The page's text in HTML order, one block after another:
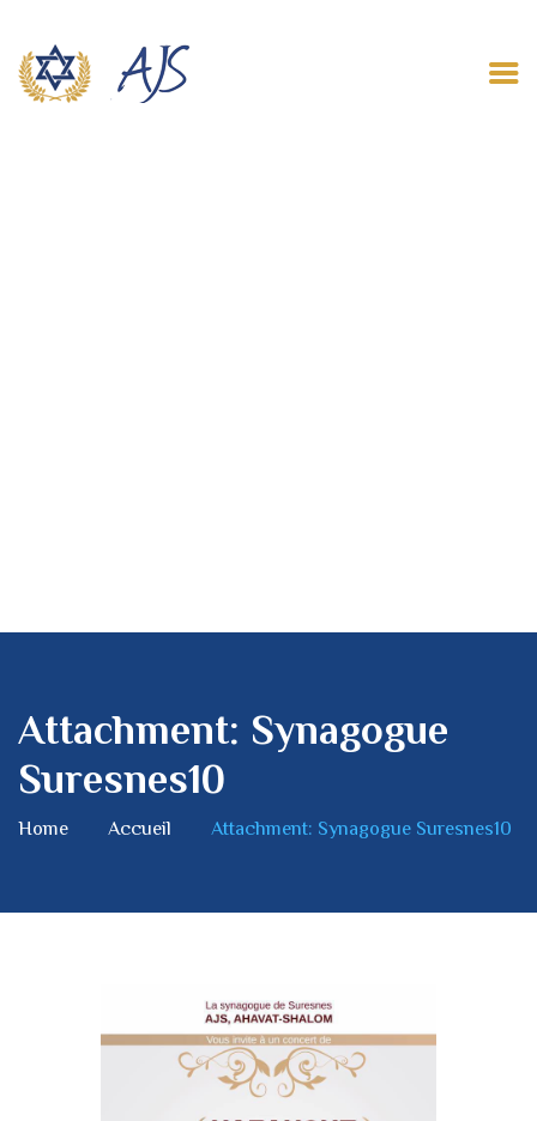
Attachment: Synagogue
Suresnes10
Home Accueil Attachment: Synagogue Suresnes10